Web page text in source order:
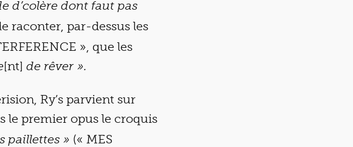
d’colère dont faut pas
raconter, par-dessus les
», que les
[nt] de rêver ».
Ry’s parvient sur
le premier opus le croquis
paillettes » (« MES